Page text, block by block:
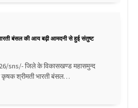
बंसल की आय बढ़ी आमदनी से हुई संतुष्ट
sns/- जिले के विकासखण्ड महासमुन्द
कृषक श्रीमती भारती बंसल…